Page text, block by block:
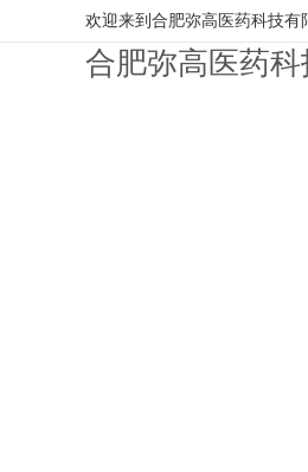
欢迎来到合肥弥高医药科技有
合肥弥高医药